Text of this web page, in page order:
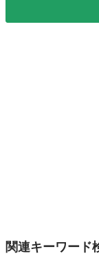
関連キーワード